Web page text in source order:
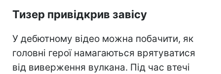
Тизер привідкрив завісу
У дебютному відео можна побачити, як
головні герої намагаються врятуватися
від виверження вулкана. Під час втечі